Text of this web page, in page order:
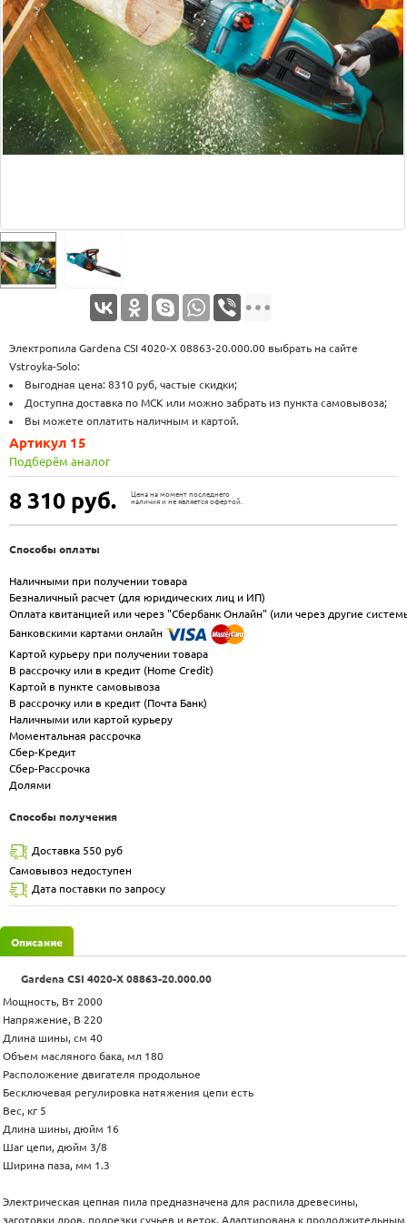
Оплата
Доставка
Услуги
Возврат
обмен
Акции
Контакты
Электропила Gardena CSI 4020-X 08863-20.000.00 выбрать на сайте
Vstroyka-Solo:
Выгодная цена: 8310 руб, частые скидки;
Доступна доставка по МСК или можно забрать из пункта самовывоза;
Вы можете оплатить наличным и картой.
8 310 руб.
Цена на момент последнего
наличия и не является офертой.
Артикул 15
Подберём аналог
Способы оплаты
Наличными при получении товара
Безналичный расчет (для юридических лиц и ИП)
Оплата квитанцией или через "Сбербанк Онлайн" (или через другие
Банковскими картами онлайн
Картой курьеру при получении товара
В рассрочку или в кредит (Home Credit)
Картой в пункте самовывоза
В рассрочку или в кредит (Почта Банк)
Наличными или картой курьеру
Моментальная рассрочка
Сбер-Кредит
Сбер-Рассрочка
Долями
Способы получения
Доставка 550 руб
Самовывоз недоступен
Дата поставки по запросу
Описание
Gardena CSI 4020-X 08863-20.000.00
Мощность, Вт 2000
Напряжение, В 220
Длина шины, см 40
Объем масляного бака, мл 180
Расположение двигателя продольное
Бесключевая регулировка натяжения цепи есть
Вес, кг 5
Длина шины, дюйм 16
Шаг цепи, дюйм 3/8
Ширина паза, мм 1.3
Электрическая цепная пила предназначена для распила древесины,
заготовки дров, подрезки сучьев и веток. Адаптирована к продолжительным